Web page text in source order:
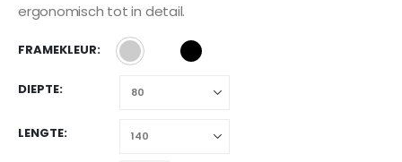
ergonomisch tot in detail.
FRAMEKLEUR
DIEPTE
LENGTE